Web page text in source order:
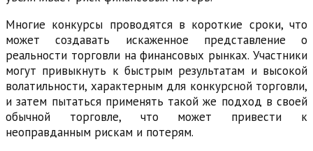
Многие конкурсы проводятся в короткие сроки, что
может создавать искаженное представление о
реальности торговли на финансовых рынках. Участники
могут привыкнуть к быстрым результатам и высокой
волатильности, характерным для конкурсной торговли,
и затем пытаться применять такой же подход в своей
обычной торговле, что может привести к
неоправданным рискам и потерям.